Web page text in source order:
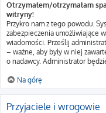
Otrzymałem/otrzymałam
witryny!
Przykro nam z tego powodu.
zabezpieczenia umożliwiające
wiadomości. Prześlij
– ważne, aby były w niej
o nadawcy. Administrator
Na górę
Przyjaciele i wrogowie